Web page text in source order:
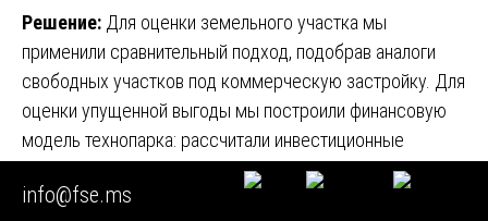
Решение: Для оценки земельного участка мы
применили сравнительный подход, подобрав аналоги
свободных участков под коммерческую застройку. Для
оценки упущенной выгоды мы построили финансовую
модель технопарка: рассчитали инвестиционные
затраты, эксплуатационные расходы, арендные доходы
и чистый дисконтированный доход за 20 лет. Затем мы
info@fse.ms